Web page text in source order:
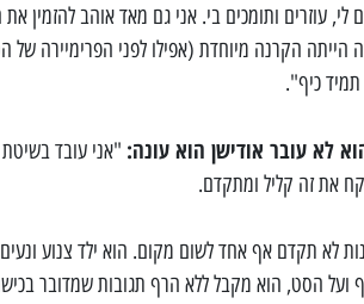
לי, עוזרים ותומכים בי. אני גם מאד אוהב להזמין
הייתה הקרנה מיוחדת (אפילו לפני הפרימיירה
כיף".
לא עובר אודישן הוא עונה: "אני עובד
את זה קליל ומתקדם.
לא תקדם אף אחד לשום מקום. הוא ילד צנוע
ועל הסט, הוא מקבל ללא הרף תגובות שמדובר